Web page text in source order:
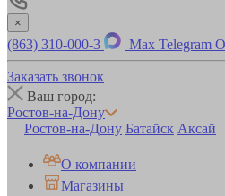
×
(863) 310-000-3 Max Telegram
Заказать звонок
Ваш город:
Ростов-на-Дону
Ростов-на-Дону Батайск Аксай
О компании
Магазины